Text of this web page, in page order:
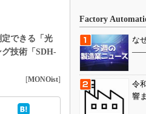
できる「光
技術「SDH-
[MONOist]
Factory
な
――
令
響